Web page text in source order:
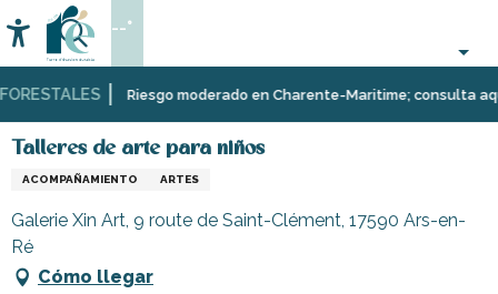
au
contenu
principal
Riesgo moderado en Charente-Maritime; consulta aquí
Accessibilité
Buscar
--°
Página Web
Organización
Actividades
Talleres de arte para niños
Talleres de arte para niños
ACOMPAÑAMIENTO ARTES
Galerie Xin Art, 9 route de Saint-Clément, 17590 Ars-en-
Ré
Cómo llegar